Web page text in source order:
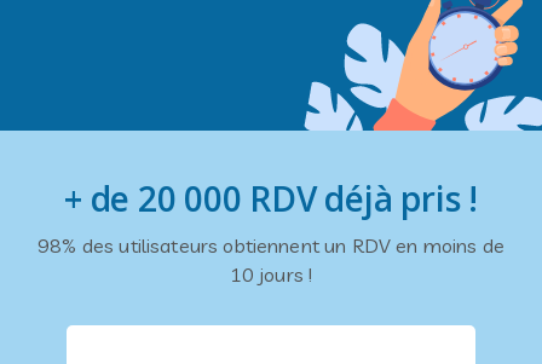
+ de 20 000 RDV déjà pris !
98% des utilisateurs obtiennent un RDV en moins de
10 jours !